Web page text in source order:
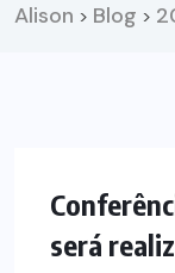
Alison > Blog >
será